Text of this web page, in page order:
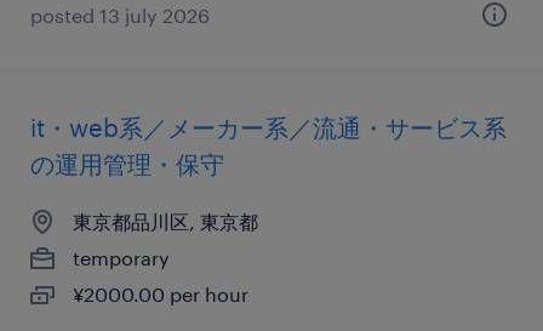
posted 13 july 2026
it・web系／メーカー系／流通・サービス系
の運用管理・保守
東京都品川区, 東京都
temporary
¥2000.00 per hour